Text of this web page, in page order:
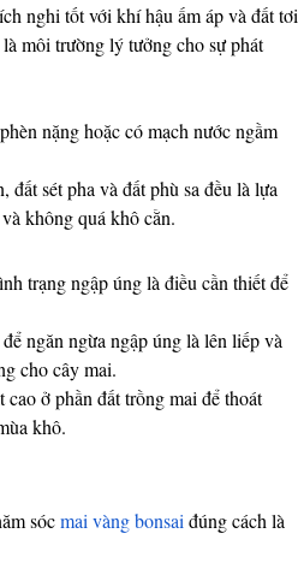
nghi tốt với khí hậu ấm áp và đất tơi
môi trường lý tưởng cho sự phát
nặng hoặc có mạch nước ngầm
sét pha và đất phù sa đều là lựa
không quá khô cằn.
trạng ngập úng là điều cần thiết để
ngăn ngừa ngập úng là lên liếp và
cho cây mai.
ở phần đất trồng mai để thoát
khô.
sóc mai vàng bonsai đúng cách là